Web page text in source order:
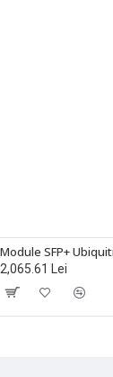
2,065.61 Lei